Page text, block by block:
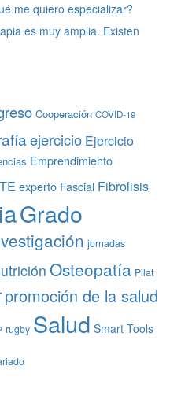
me quiero especializar?
es muy amplia. Existen
Cooperación COVID-19
ejercicio Ejercicio
Emprendimiento
experto Fascial Fibrolisis
Grado
jornadas
Osteopatía Pilat
promoción de la salud
rugby Salud Smart Tools